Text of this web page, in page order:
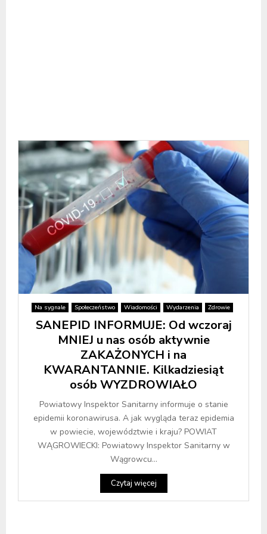
Na sygnale Społeczeństwo Wiadomości Wydarzenia Zdrowie
SANEPID INFORMUJE: Od wczoraj
MNIEJ u nas osób aktywnie
ZAKAŻONYCH i na
KWARANTANNIE. Kilkadziesiąt
osób WYZDROWIAŁO
Powiatowy Inspektor Sanitarny informuje o stanie
epidemii koronawirusa. A jak wygląda teraz epidemia
w powiecie, województwie i kraju? POWIAT
WĄGROWIECKI: Powiatowy Inspektor Sanitarny w
Wągrowcu...
Czytaj więcej